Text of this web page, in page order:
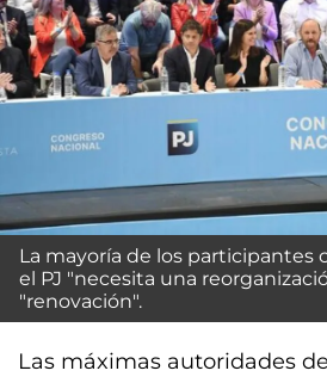
La mayoría de los participantes
el PJ "necesita una
"renovación".
Las máximas autoridades